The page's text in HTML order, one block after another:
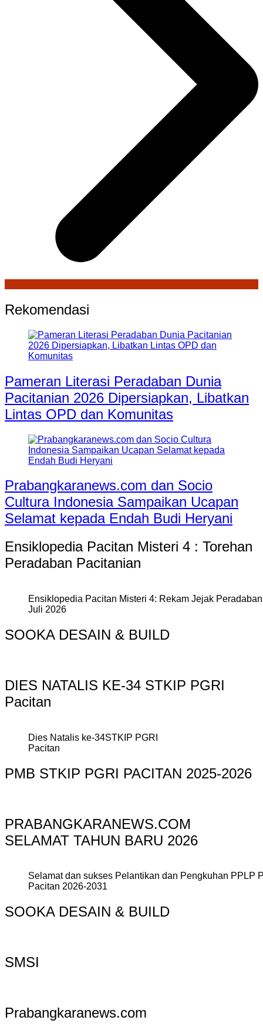
Rekomendasi
Pameran Literasi Peradaban Dunia
Pacitanian 2026 Dipersiapkan, Libatkan
Lintas OPD dan Komunitas
Prabangkaranews.com dan Socio
Cultura Indonesia Sampaikan Ucapan
Selamat kepada Endah Budi Heryani
Ensiklopedia Pacitan Misteri 4 : Torehan
Peradaban Pacitanian
Ensiklopedia Pacitan Misteri 4: Rekam Jejak
Juli 2026
SOOKA DESAIN & BUILD
DIES NATALIS KE-34 STKIP PGRI
Pacitan
Dies Natalis ke-34STKIP PGRI
Pacitan
PMB STKIP PGRI PACITAN 2025-2026
PRABANGKARANEWS.COM
SELAMAT TAHUN BARU 2026
Selamat dan sukses Pelantikan dan Pengkuhan PPLP
Pacitan 2026-2031
SOOKA DESAIN & BUILD
SMSI
Prabangkaranews.com